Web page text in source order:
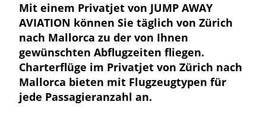
Mit einem Privatjet von JUMP AWAY
AVIATION können Sie täglich von Zürich
nach Mallorca zu der von Ihnen
gewünschten Abflugzeiten fliegen.
Charterflüge im Privatjet von Zürich nach
Mallorca bieten mit Flugzeugtypen für
jede Passagieranzahl an.